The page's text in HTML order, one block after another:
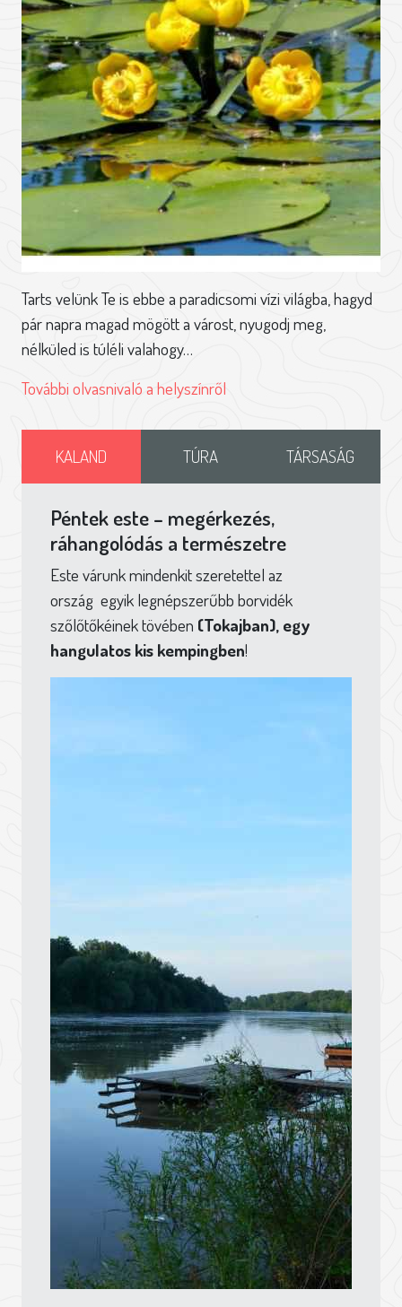
Tarts velünk Te is ebbe a paradicsomi vízi világba, hagyd
pár napra magad mögött a várost, nyugodj meg,
nélküled is túléli valahogy…
További olvasnivaló a helyszínről
KALAND TÚRA TÁRSASÁG
Péntek este – megérkezés,
ráhangolódás a természetre
Este várunk mindenkit szeretettel az
ország egyik legnépszerűbb borvidék
szőlőtőkéinek tövében (Tokajban), egy
hangulatos kis kempingben!